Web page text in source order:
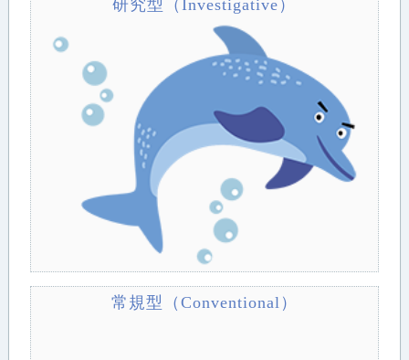
研究型（Investigative）
常規型（Conventional）